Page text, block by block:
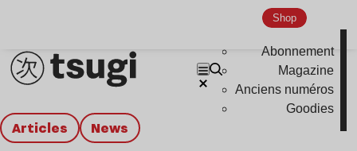
Shop
Abonnement
Magazine
Anciens numéros
Goodies
Articles news